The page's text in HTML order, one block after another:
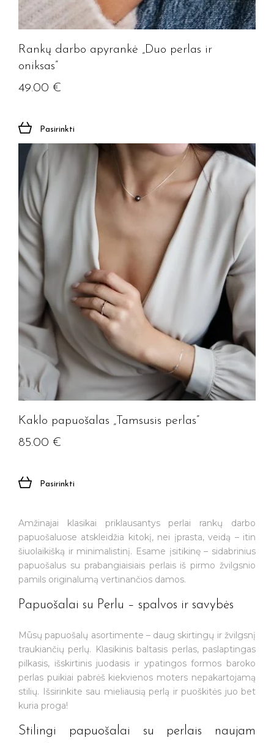
Rankų darbo apyrankė „Duo perlas ir
oniksas”
49.00 €
Pasirinkti
Kaklo papuošalas „Tamsusis perlas”
85.00 €
Pasirinkti
Amžinajai klasikai priklausantys perlai rankų darbo
papuošaluose atskleidžia kitokį, nei įprasta, veidą – itin
šiuolaikišką ir minimalistinį. Esame įsitikinę – sidabrinius
papuošalus su prabangiaisiais perlais iš pirmo žvilgsnio
pamils originalumą vertinančios damos.
Papuošalai su Perlu – spalvos ir savybės
Mūsų papuošalų asortimente – daug skirtingų ir žvilgsnį
traukiančių perlų. Klasikinis baltasis perlas, paslaptingas
pilkasis, išskirtinis juodasis ir ypatingos formos baroko
perlas puikiai pabrėš kiekvienos moters nepakartojamą
stilių. Išsirinkite sau mieliausią perlą ir puoškitės juo bet
kuria proga!
Stilingi papuošalai su perlais naujam